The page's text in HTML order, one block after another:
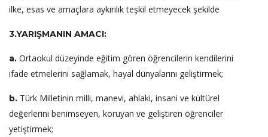
ilke, esas ve amaçlara aykırılık teşkil etmeyecek şekilde
3.YARIŞMANIN AMACI:
a. Ortaokul düzeyinde eğitim gören öğrencilerin kendilerini
ifade etmelerini sağlamak, hayal dünyalarını geliştirmek;
b. Türk Milletinin milli, manevi, ahlaki, insani ve kültürel
değerlerini benimseyen, koruyan ve geliştiren öğrenciler
yetiştirmek;